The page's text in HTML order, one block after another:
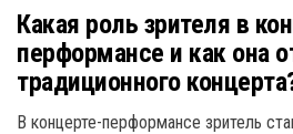
Какая роль зрителя в
перформансе и как она
традиционного
В концерте-перформансе зритель